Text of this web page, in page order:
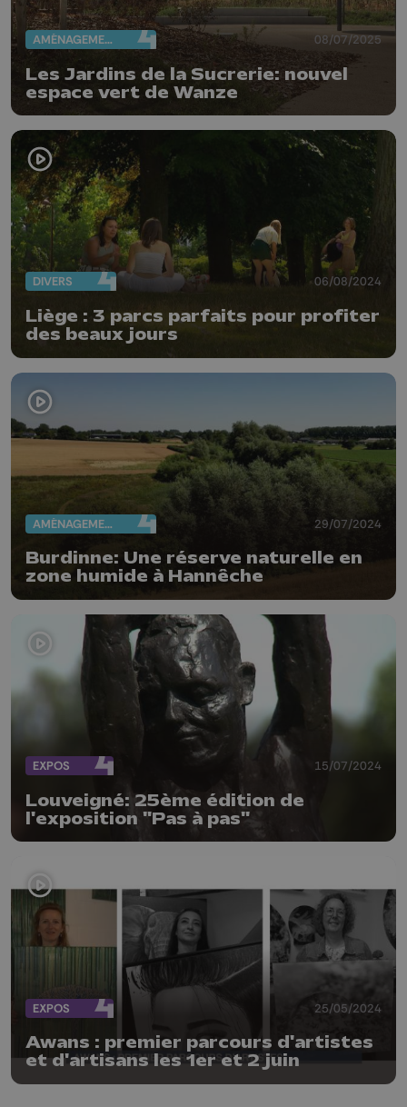
AMÉNAGEMENT DU TERRITOIRE 08/07/2025
Les Jardins de la Sucrerie: nouvel
espace vert de Wanze
DIVERS 06/08/2024
Liège : 3 parcs parfaits pour profiter
des beaux jours
AMÉNAGEMENT DU TERRITOIRE 29/07/2024
Burdinne: Une réserve naturelle en
zone humide à Hannêche
EXPOS 15/07/2024
Louveigné: 25ème édition de
l'exposition "Pas à pas"
EXPOS 25/05/2024
Awans : premier parcours d'artistes
et d'artisans les 1er et 2 juin